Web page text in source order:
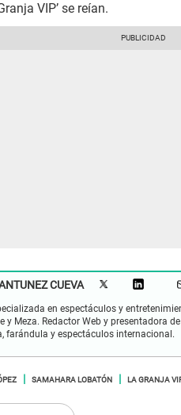
VIP’ se reían.
CUEVA
en espectáculos y
y Meza. Redactor Web y presentadora
farándula y espectáculos internacional.
SAMAHARA LOBATÓN LA GRANJA